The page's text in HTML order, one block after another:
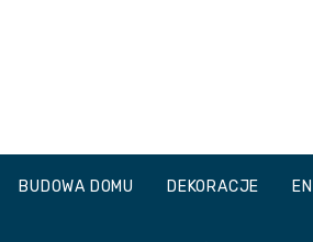
BUDOWA DOMU DEKORACJE